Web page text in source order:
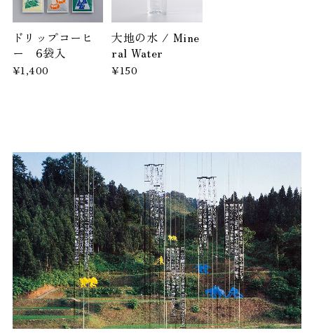
ドリップコーヒ
ー 6袋入
¥1,400
大地の水 / Mine
ral Water
¥150